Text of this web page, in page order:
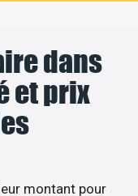
dans
et prix
montant pour